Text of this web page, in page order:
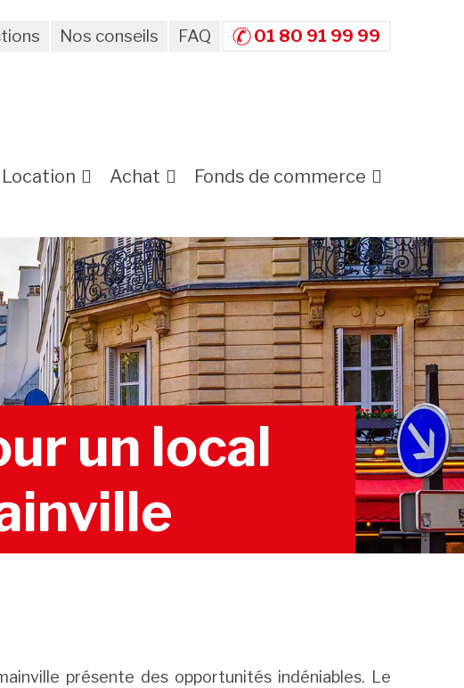
Nos conseils FAQ 01 80 91 99 99
Location Achat Fonds de commerce
un local
présente des opportunités indéniables. Le